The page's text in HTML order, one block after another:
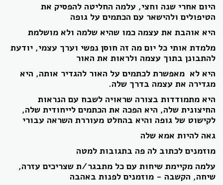
היום אחרי שנה וחצי, עלמה החליטה להפסיק את
הטיפולים ולהישאר עם הכתמים על גופה
היא אוהבת את עצמה כמו שהיא שלמה ולא מושלמת
מלמדת אותי כל יום מה זה חוסן נפשי וערך עצמי, יודעת
להתבונן בתוך עצמה ולראות את האור
היא לא מאפשרת לכתמים על האור להגדיר אותה, היא
מגדירה את עצמה בדרך שלה.
היא מתמודדות בצורה שראויה לשבח עם הנראות
החיצונית שלה, היא הפכה את הכתמים לייחודית שלה,
לקישוט של גופה והיא בהחלט מעוררת השראה עבורי
גאה להיות אמא שלה
מוזמנים לכתוב לה פה בתגובות למטה
עלמה מקיימת שיחות עם כל מתבגר/ת שצריכים עזרה,
שיחה, הקשבה - מוזמנים לפנות באהבה